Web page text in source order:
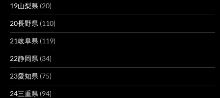
19山梨県 (20)
20長野県 (110)
21岐阜県 (119)
22静岡県 (34)
23愛知県 (75)
24三重県 (94)